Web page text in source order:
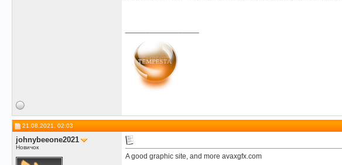
21.08.2021, 02:03
johnybeeone2021
Новичок
A good graphic site, and more avaxgfx.com